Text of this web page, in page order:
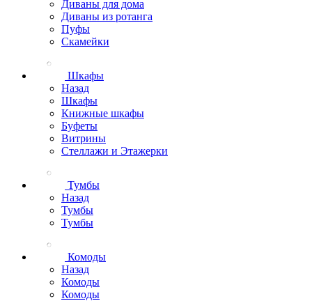
Диваны для дома
Диваны из ротанга
Пуфы
Скамейки
Шкафы
Назад
Шкафы
Книжные шкафы
Буфеты
Витрины
Стеллажи и Этажерки
Тумбы
Назад
Тумбы
Тумбы
Комоды
Назад
Комоды
Комоды